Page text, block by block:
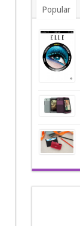
Popular